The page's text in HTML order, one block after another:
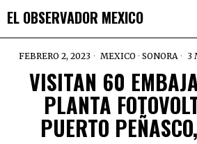
EL OBSERVADOR MEXICO
FEBRERO 2, 2023 MEXICO · SONORA 3
VISITAN 60
PLANTA
PUERTO